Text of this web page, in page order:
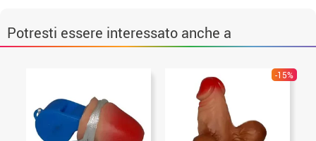
Potresti essere interessato anche a
-15%